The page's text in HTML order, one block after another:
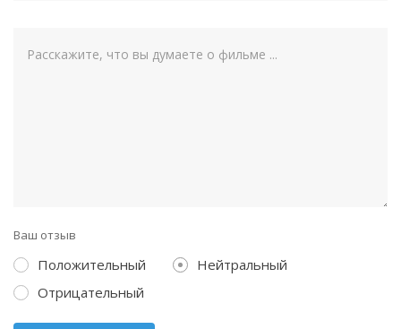
Ваш отзыв
Положительный
Нейтральный
Отрицательный